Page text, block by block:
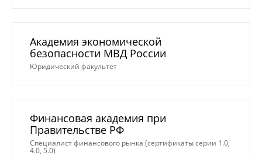
Академия экономической
безопасности МВД России
Юридический факультет
Финансовая академия при
Правительстве РФ
Специалист финансового рынка (сертификаты серии 1.0,
4.0, 5.0)